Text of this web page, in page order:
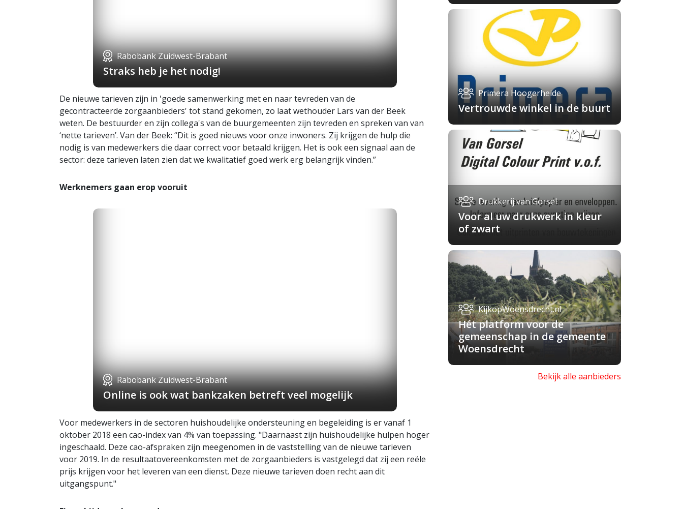
Rabobank Zuidwest-Brabant
Straks heb je het nodig!
De nieuwe tarieven zijn in 'goede samenwerking met en naar tevreden van de
gecontracteerde zorgaanbieders' tot stand gekomen, zo laat wethouder Lars van der Beek
weten. De bestuurder en zijn collega's van de buurgemeenten zijn tevreden en spreken van van
‘nette tarieven’. Van der Beek: “Dit is goed nieuws voor onze inwoners. Zij krijgen de hulp die
nodig is van medewerkers die daar correct voor betaald krijgen. Het is ook een signaal aan de
sector: deze tarieven laten zien dat we kwalitatief goed werk erg belangrijk vinden.”
Werknemers gaan erop vooruit
Rabobank Zuidwest-Brabant
Online is ook wat bankzaken betreft veel mogelijk
Voor medewerkers in de sectoren huishoudelijke ondersteuning en begeleiding is er vanaf 1
oktober 2018 een cao-index van 4% van toepassing. "Daarnaast zijn huishoudelijke hulpen hoger
ingeschaald. Deze cao-afspraken zijn meegenomen in de vaststelling van de nieuwe tarieven
voor 2019. In de resultaatovereenkomsten met de zorgaanbieders is vastgelegd dat zij een reële
prijs krijgen voor het leveren van een dienst. Deze nieuwe tarieven doen recht aan dit
uitgangspunt."
Primera Hoogerheide
Vertrouwde winkel in de buurt
Drukkerij van Gorsel
Voor al uw drukwerk in kleur
of zwart
KijkopWoensdrecht.nl
Hét platform voor de
gemeenschap in de gemeente
Woensdrecht
Bekijk alle aanbieders